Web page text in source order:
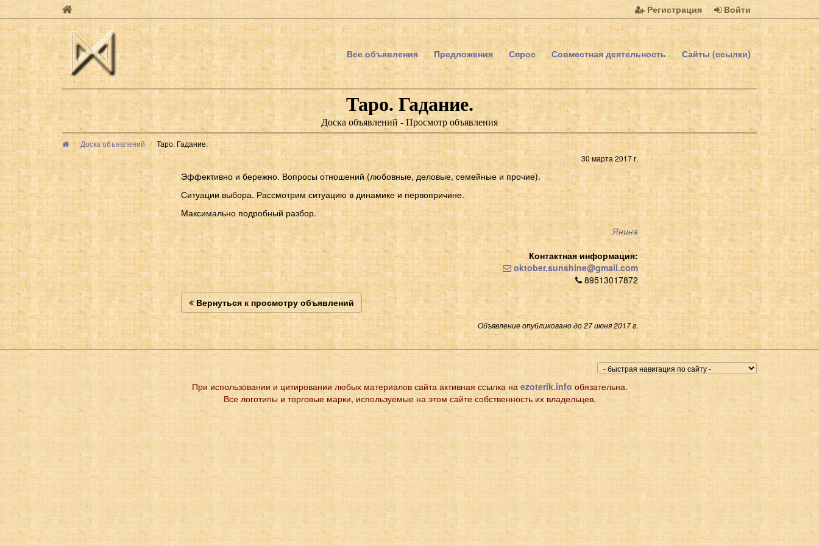
Регистрация Войти
Все объявления Предложения Спрос Совместная деятельность Сайты (ссылки)
Таро. Гадание.
Доска объявлений - Просмотр объявления
Доска объявлений
Таро. Гадание.
30 марта 2017 г.
Эффективно и бережно. Вопросы отношений (любовные, деловые, семейные и прочие).
Ситуации выбора. Рассмотрим ситуацию в динамике и первопричине.
Максимально подробный разбор.
Янина
Контактная информация:
oktober.sunshine@gmail.com
89513017872
Вернуться к просмотру объявлений
Объявление опубликовано до 27 июня 2017 г.
При использовании и цитировании любых материалов сайта активная ссылка на ezoterik.info обязательна.
Все логотипы и торговые марки, используемые на этом сайте собственность их владельцев.